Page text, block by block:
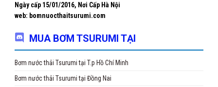
Ngày cấp 15/01/2016, Nơi Cấp Hà Nội
web: bomnuocthaitsurumi.com
MUA BƠM TSURUMI TẠI
Bơm nước thải Tsurumi tại T.p Hồ Chí Minh
Bơm nước thải Tsurumi tại Đồng Nai